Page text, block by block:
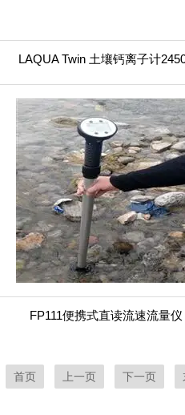
LAQUA Twin 土壤钙离子计
FP111便携式直读流速流量仪
首页 上一页 下一页